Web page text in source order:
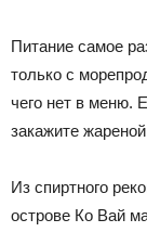
Питание самое
только с
чего нет в меню.
закажите
Из спиртного
острове Ко Вай